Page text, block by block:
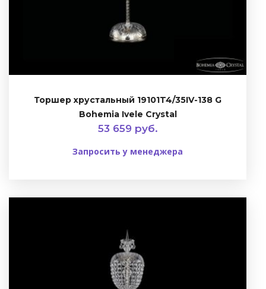
Торшер хрустальный 19101T4/35IV-138 G
Bohemia Ivele Crystal
53 659 руб.
Запросить у менеджера